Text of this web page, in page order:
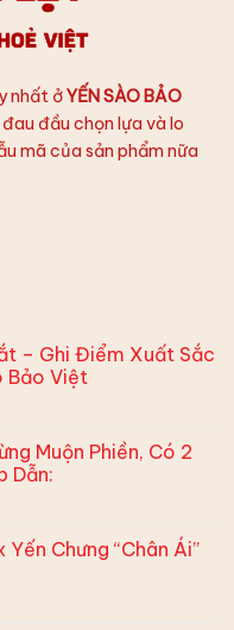
nhất ởYẾN SÀO BẢO
đầu chọn lựa và lo
mã của sản phẩm nữa
– Ghi Điểm Xuất Sắc
Bảo Việt
Muộn Phiền, Có 2
Dẫn:
Chưng “Chân Ái”